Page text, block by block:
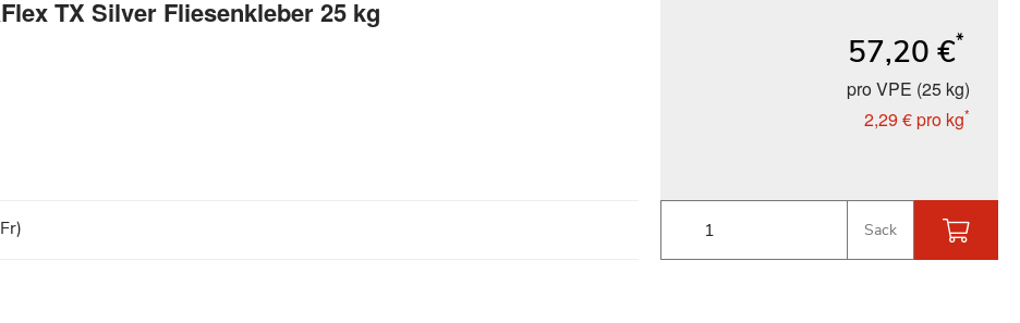
TX Silver Fliesenkleber 25 kg
57,20 €*
pro VPE (25 kg)
2,29 €pro kg*
Sack